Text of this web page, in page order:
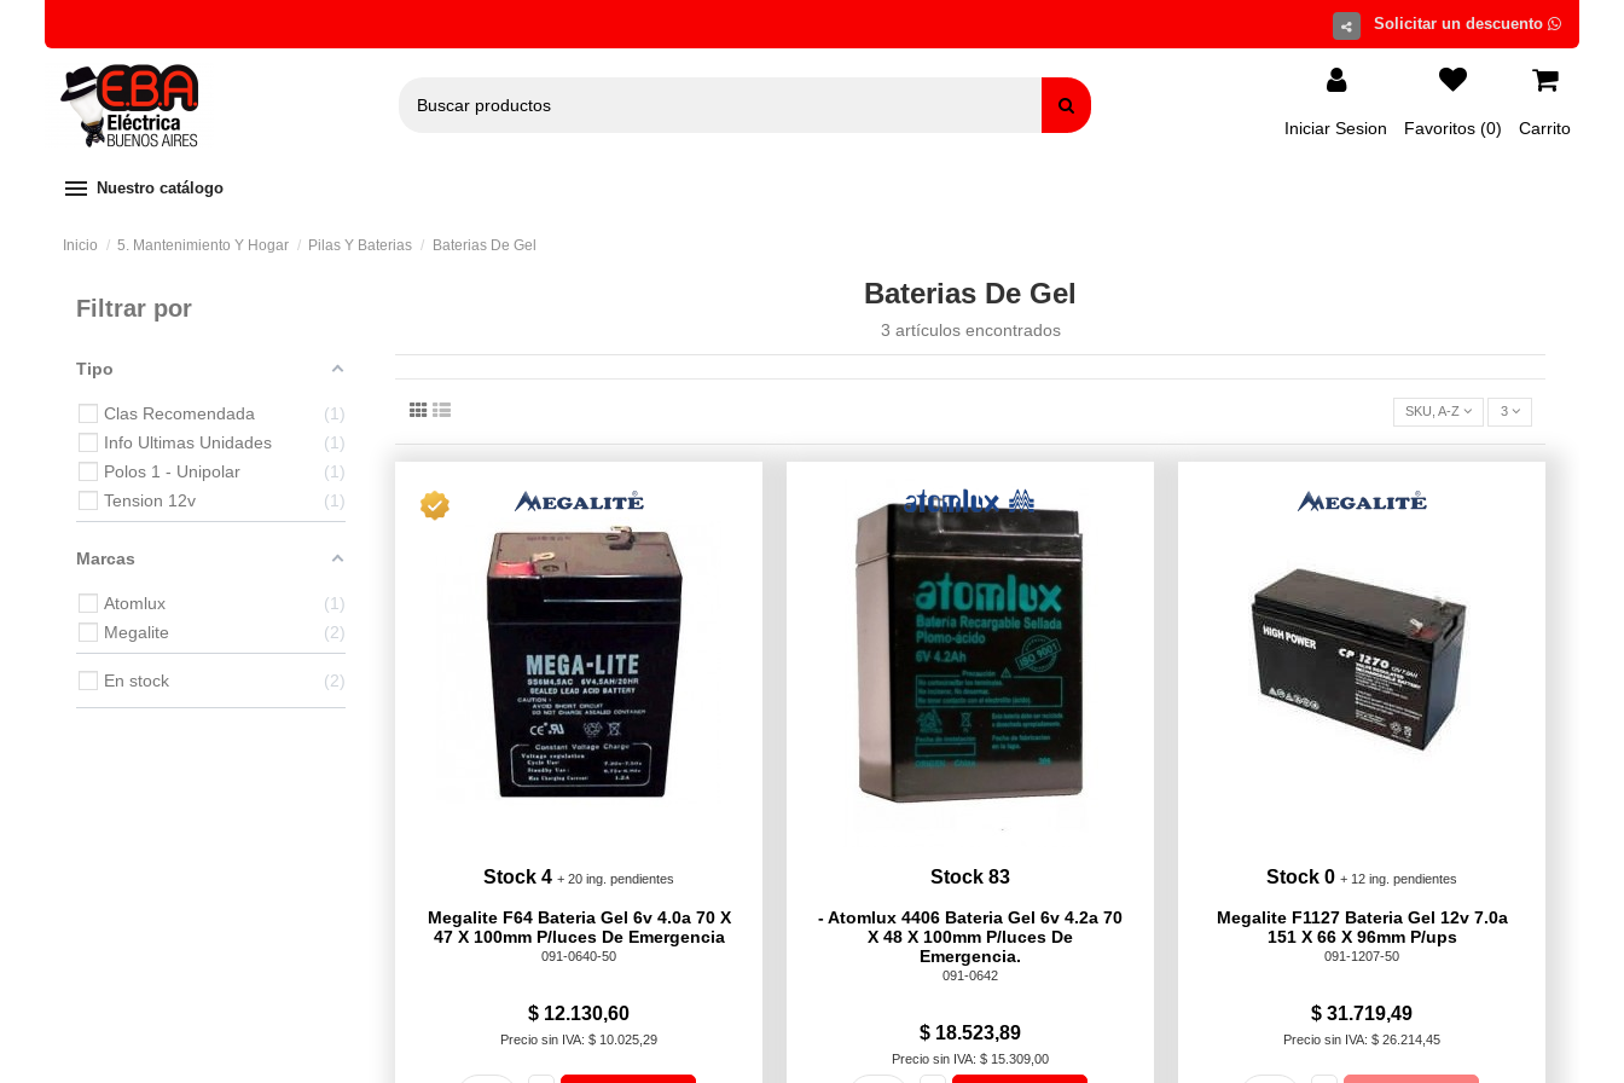
Iniciar Sesion Favoritos (0) Carrito
menu Nuestro catálogo
Inicio 5. Mantenimiento Y Hogar Pilas Y Baterias Baterias De Gel
Baterias De Gel
3 artículos encontrados
Stock 4 + 20 ing. pendientes
Megalite F64 Bateria Gel 6v 4.0a 70 X
47 X 100mm P/luces De Emergencia
091-0640-50
$ 12.130,60
Precio sin IVA: $ 10.025,29
Stock 83
- Atomlux 4406 Bateria Gel 6v 4.2a 70
X 48 X 100mm P/luces De
Emergencia.
091-0642
$ 18.523,89
Precio sin IVA: $ 15.309,00
Stock 0 + 12 ing. pendientes
Megalite F1127 Bateria Gel 12v 7.0a
151 X 66 X 96mm P/ups
091-1207-50
$ 31.719,49
Precio sin IVA: $ 26.214,45
Filtrar por
Tipo
Clas Recomendada
1
Info Ultimas Unidades
1
Polos 1 - Unipolar
1
Tension 12v
1
Marcas
Atomlux
1
Megalite
2
En stock 2